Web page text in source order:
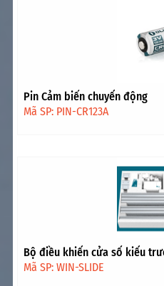
Pin Cảm biến chuyển động
Mã SP: PIN-CR123A
Bộ điều khiển cửa sổ kiểu
Mã SP: WIN-SLIDE